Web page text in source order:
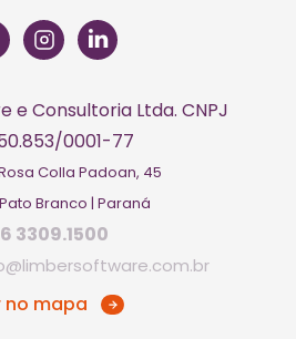
e Consultoria Ltda. CNPJ
0001-77
Colla Padoan, 45
Branco | Paraná
3309.1500
no mapa